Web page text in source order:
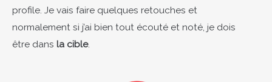
profile. Je vais faire quelques retouches et
normalement si j’ai bien tout écouté et noté, je dois
être dans la cible.